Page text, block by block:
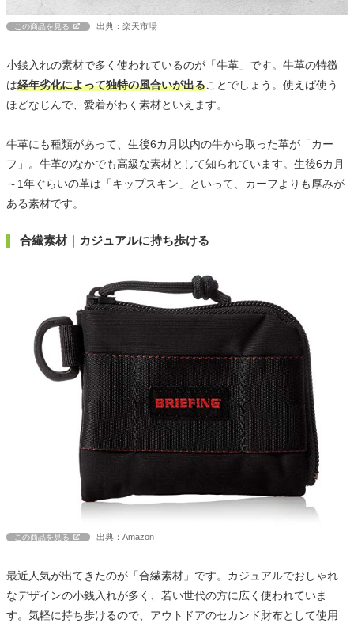
この商品を見る 出典：楽天市場
小銭入れの素材で多く使われているのが「牛革」です。牛革の特徴
は経年劣化によって独特の風合いが出ることでしょう。使えば使う
ほどなじんで、愛着がわく素材といえます。
牛革にも種類があって、生後6カ月以内の牛から取った革が「カー
フ」。牛革のなかでも高級な素材として知られています。生後6カ月
～1年ぐらいの革は「キップスキン」といって、カーフよりも厚みが
ある素材です。
合繊素材｜カジュアルに持ち歩ける
この商品を見る 出典：Amazon
最近人気が出てきたのが「合繊素材」です。カジュアルでおしゃれ
なデザインの小銭入れが多く、若い世代の方に広く使われていま
す。気軽に持ち歩けるので、アウトドアのセカンド財布として使用